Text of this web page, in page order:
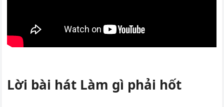
Lời bài hát Làm gì phải hốt